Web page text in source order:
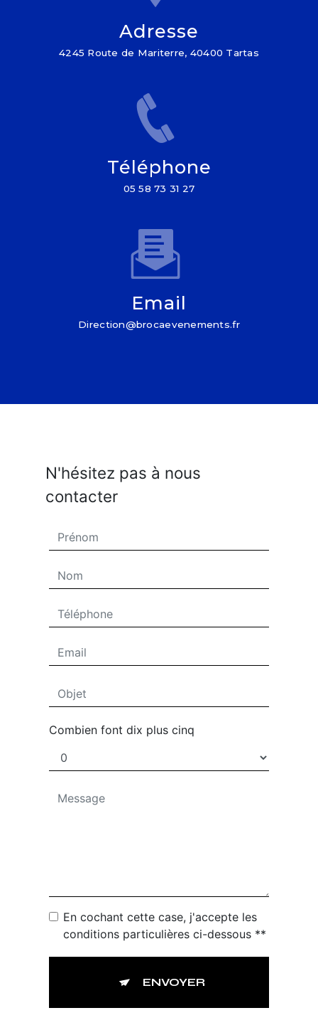
Adresse
4245 Route de Mariterre, 40400 Tartas
Téléphone
05 58 73 31 27
Email
direction@brocaevenements.fr
N'hésitez pas à nous
contacter
Combien font dix plus cinq
En cochant cette case, j'accepte les
conditions particulières ci-dessous **
ENVOYER